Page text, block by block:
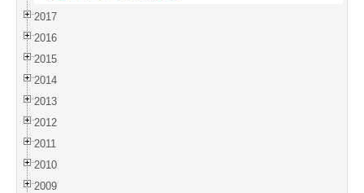
2017
2016
2015
2014
2013
2012
2011
2010
2009